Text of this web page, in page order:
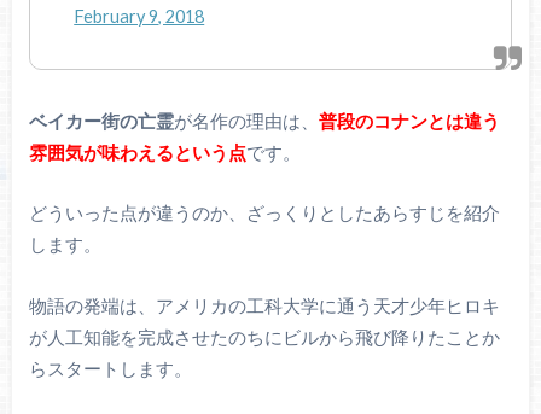
February 9, 2018
ベイカー街の亡霊が名作の理由は、 普段のコナンとは違う
雰囲気が味わえるという点です。
どういった点が違うのか、ざっくりとしたあらすじを紹介
します。
物語の発端は、アメリカの工科大学に通う天才少年ヒロキ
が人工知能を完成させたのちにビルから飛び降りたことか
らスタートします。